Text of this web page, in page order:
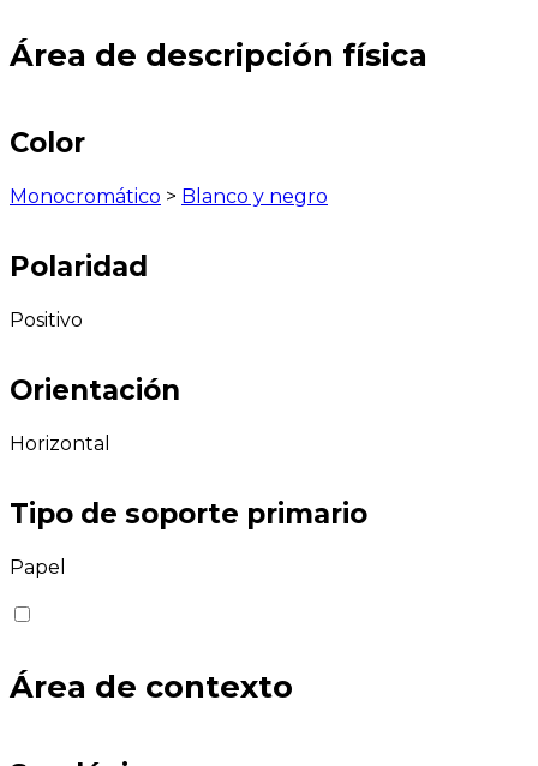
Área de descripción física
Color
Monocromático > Blanco y negro
Polaridad
Positivo
Orientación
Horizontal
Tipo de soporte primario
Papel
Área de contexto